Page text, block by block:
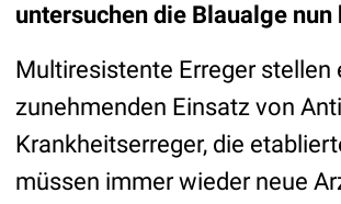
untersuchen die Blaualge
Multiresistente Erreger stellen
zunehmenden Einsatz von
Krankheitserreger, die
müssen immer wieder neue